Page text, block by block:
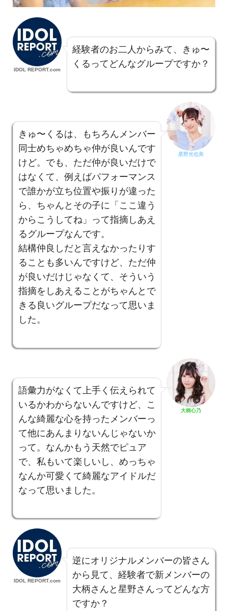
IDOL REPORT.com
経験者のお二人からみて、きゅ〜
くるってどんなグループですか？
きゅ〜くるは、もちろんメンバー
同士めちゃめちゃ仲が良いんです
けど。でも、ただ仲が良いだけで
はなくて、例えばパフォーマンス
で誰かが立ち位置や振りが違った
ら、ちゃんとその子に「ここ違う
からこうしてね」って指摘しあえ
るグループなんです。
結構仲良しだと言えなかったりす
ることも多いんですけど、ただ仲
が良いだけじゃなくて、そういう
指摘をしあえることがちゃんとで
きる良いグループだなって思いま
した。
星野光也美
語彙力がなくて上手く伝えられて
いるかわからないんですけど、こ
んな綺麗な心を持ったメンバーっ
て他にあんまりないんじゃないか
って。なんかもう天然でピュア
で、私もいて楽しいし、めっちゃ
なんか可愛くて綺麗なアイドルだ
なって思いました。
大柄心乃
IDOL REPORT.com
逆にオリジナルメンバーの皆さん
から見て、経験者で新メンバーの
大柄さんと星野さんってどんな方
ですか？